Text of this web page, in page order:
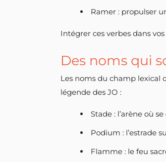
Ramer : propulser
Intégrer ces verbes dans
Des noms qui
Les noms du champ lexical
légende des JO :
Stade : l’arène où
Podium : l’estrade
Flamme : le feu